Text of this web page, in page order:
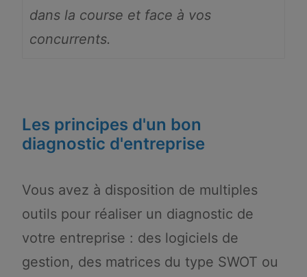
dans la course et face à vos
concurrents.
Les principes d'un bon
diagnostic d'entreprise
Vous avez à disposition de multiples
outils pour réaliser un diagnostic de
votre entreprise : des logiciels de
gestion, des matrices du type SWOT ou